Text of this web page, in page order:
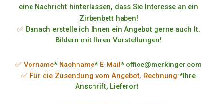
eine Nachricht hinterlassen, dass Sie Interesse an ein
Zirbenbett haben!
✅ Danach erstelle ich Ihnen ein Angebot gerne auch lt.
Bildern mit Ihren Vorstellungen!
✅ Vorname* Nachname* E-Mail* office@merkinger.com
✅ Für die Zusendung vom Angebot, Rechnung:*Ihre
Anschrift, Lieferort